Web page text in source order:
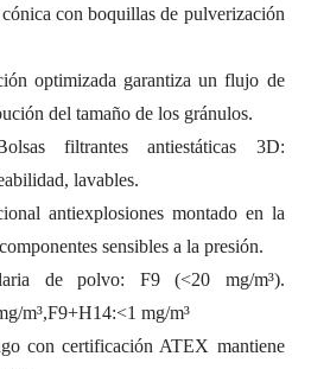
con boquillas de pulverización
optimizada garantiza un flujo de
del tamaño de los gránulos.
filtrantes antiestáticas 3D:
lavables.
antiexplosiones montado en la
sensibles a la presión.
de polvo: F9 (<20 mg/m³).
m³,F9+H14:<1 mg/m³
con certificación ATEX mantiene